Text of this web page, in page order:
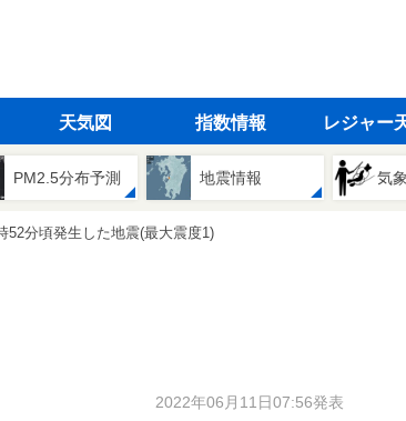
天気図 指数情報 レジャー
PM2.5分布予測 地震情報 気
52分頃発生した地震(最大震度1)
2022年06月11日07:56発表